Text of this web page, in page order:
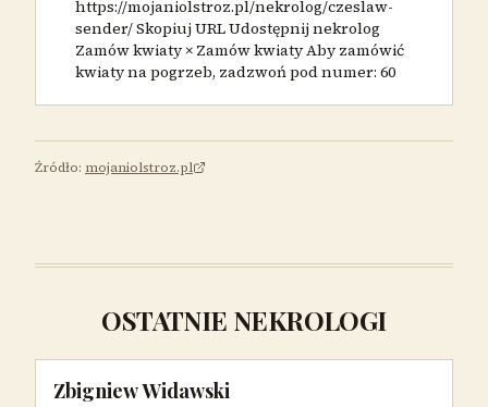
https://mojaniolstroz.pl/nekrolog/czeslaw-
sender/ Skopiuj URL Udostępnij nekrolog
Zamów kwiaty × Zamów kwiaty Aby zamówić
kwiaty na pogrzeb, zadzwoń pod numer: 60
Źródło: mojaniolstroz.pl
OSTATNIE NEKROLOGI
Zbigniew Widawski